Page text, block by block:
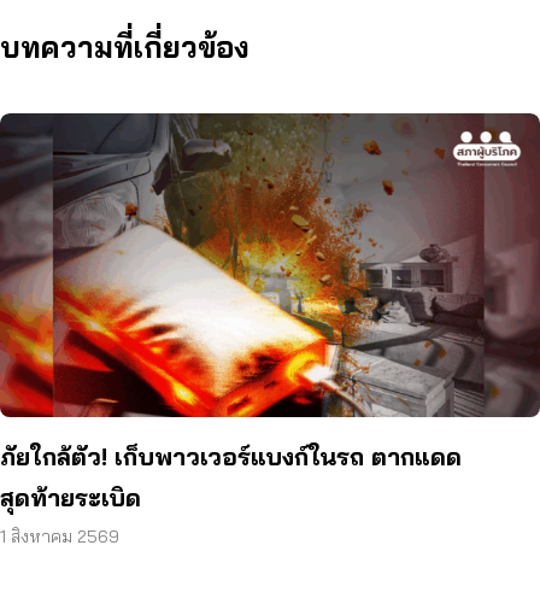
บทความที่เกี่ยวข้อง
ภัยใกล้ตัว! เก็บพาวเวอร์แบงก์ในรถ ตากแดด
สุดท้ายระเบิด
1 สิงหาคม 2569